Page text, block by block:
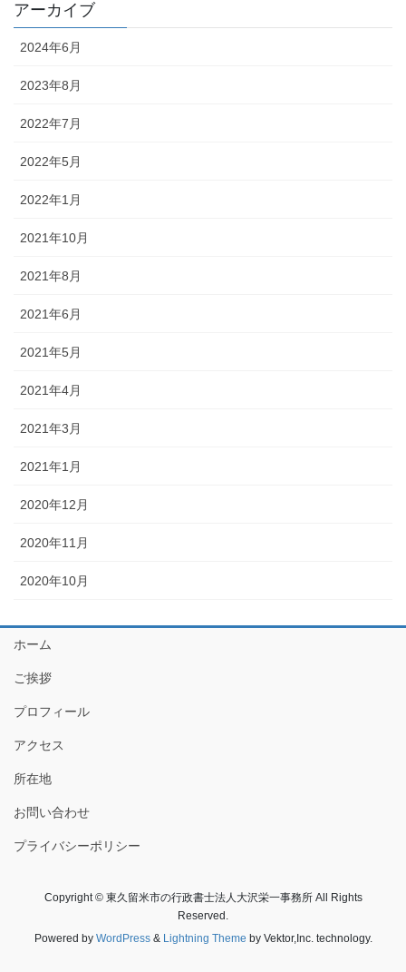
アーカイブ
2024年6月
2023年8月
2022年7月
2022年5月
2022年1月
2021年10月
2021年8月
2021年6月
2021年5月
2021年4月
2021年3月
2021年1月
2020年12月
2020年11月
2020年10月
ホーム
ご挨拶
プロフィール
アクセス
所在地
お問い合わせ
プライバシーポリシー
Copyright © 東久留米市の行政書士法人大沢栄一事務所 All Rights
Reserved.
Powered by WordPress& Lightning Theme by Vektor,Inc. technology.